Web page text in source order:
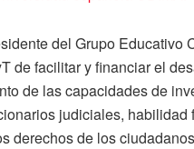
del Grupo Educativo
de facilitar y financiar el
de las capacidades de
judiciales, habilidad
derechos de los